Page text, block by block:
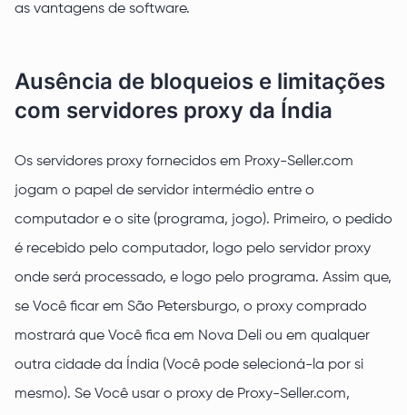
as vantagens de software.
Ausência de bloqueios e limitações
com servidores proxy da Índia
Os servidores proxy fornecidos em Proxy-Seller.com
jogam o papel de servidor intermédio entre o
computador e o site (programa, jogo). Primeiro, o pedido
é recebido pelo computador, logo pelo servidor proxy
onde será processado, e logo pelo programa. Assim que,
se Você ficar em São Petersburgo, o proxy comprado
mostrará que Você fica em Nova Deli ou em qualquer
outra cidade da Índia (Você pode selecioná-la por si
mesmo). Se Você usar o proxy de Proxy-Seller.com,